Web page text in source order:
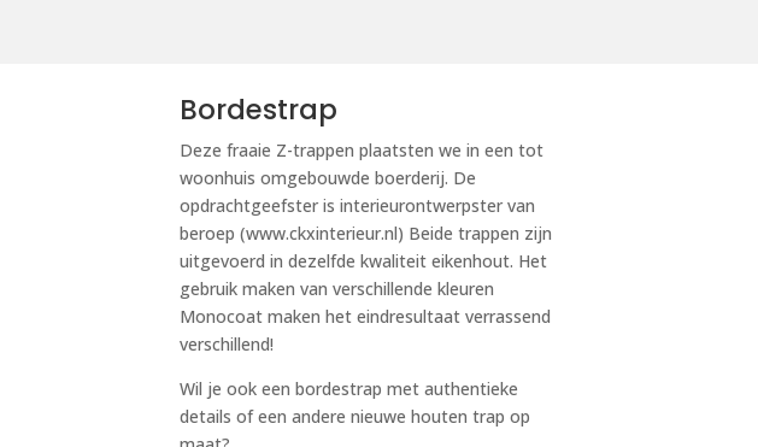
Bordestrap
Deze fraaie Z-trappen plaatsten we in een tot
woonhuis omgebouwde boerderij. De
opdrachtgeefster is interieurontwerpster van
beroep (www.ckxinterieur.nl) Beide trappen zijn
uitgevoerd in dezelfde kwaliteit eikenhout. Het
gebruik maken van verschillende kleuren
Monocoat maken het eindresultaat verrassend
verschillend!
Wil je ook een bordestrap met authentieke
details of een andere nieuwe houten trap op